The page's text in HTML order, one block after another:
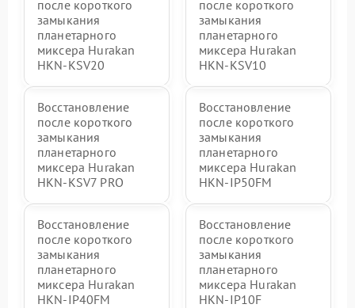
после короткого
замыкания
планетарного
миксера Hurakan
HKN-KSV20
после короткого
замыкания
планетарного
миксера Hurakan
HKN-KSV10
Восстановление
после короткого
замыкания
планетарного
миксера Hurakan
HKN-KSV7 PRO
Восстановление
после короткого
замыкания
планетарного
миксера Hurakan
HKN-IP50FM
Восстановление
после короткого
замыкания
планетарного
миксера Hurakan
HKN-IP40FM
Восстановление
после короткого
замыкания
планетарного
миксера Hurakan
HKN-IP10F